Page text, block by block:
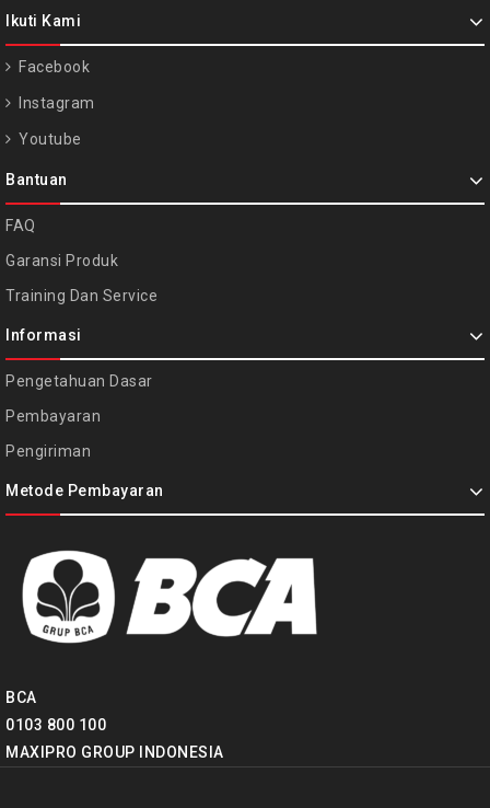
Ikuti Kami
Facebook
Instagram
Youtube
Bantuan
FAQ
Garansi Produk
Training Dan Service
Informasi
Pengetahuan Dasar
Pembayaran
Pengiriman
Metode Pembayaran
BCA
0103 800 100
MAXIPRO GROUP INDONESIA